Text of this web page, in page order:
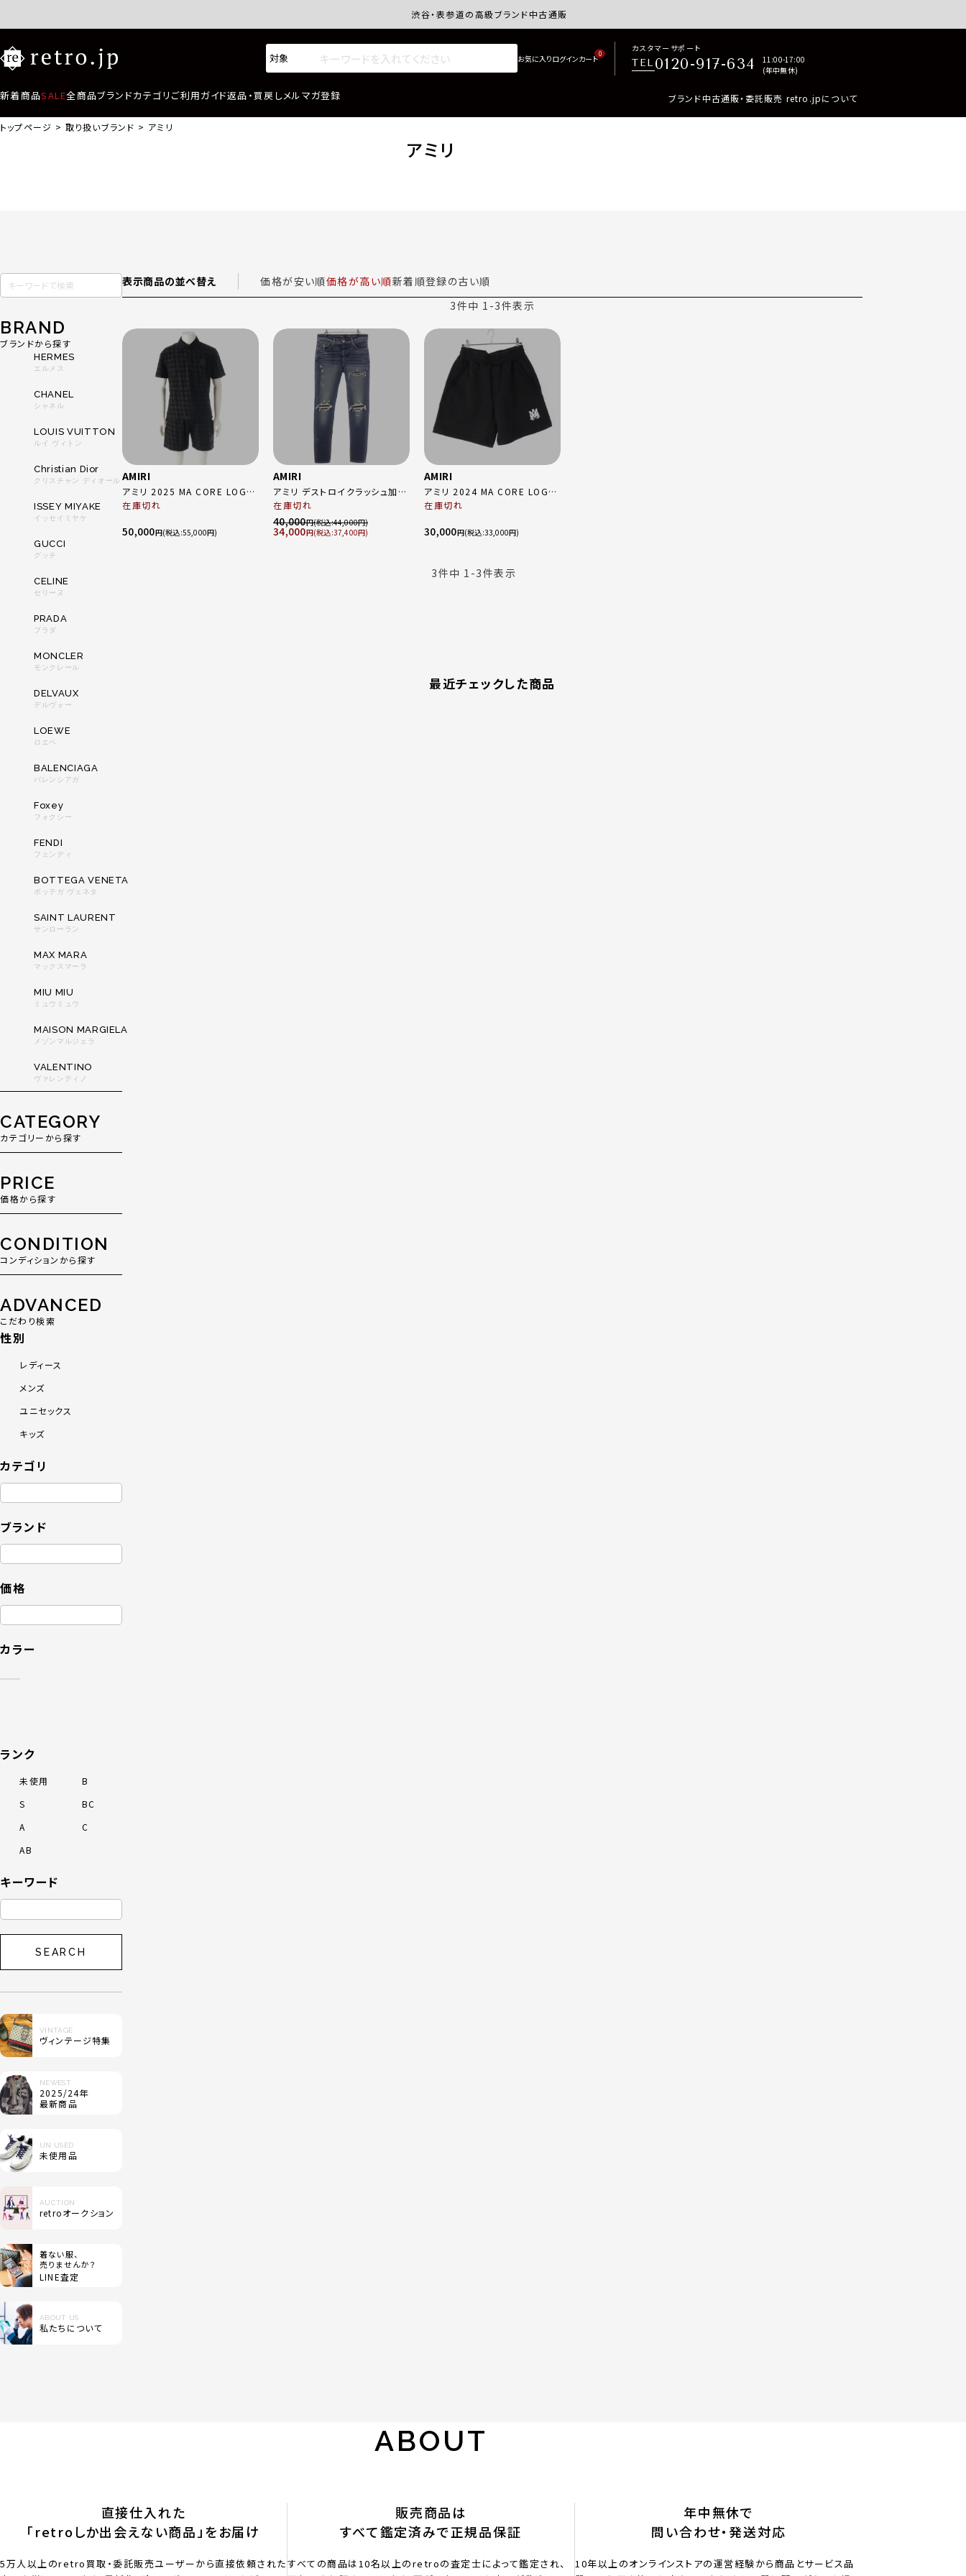
渋谷・表参道の高級ブランド中古通販サイトretro.jp商品はすべて正規品保証・返品可能（返品NG記載品を除く）
0
カスタマーサポート
TEL0120-917-634
11:00-17:00
(年中無休)
新着商品SALE全商品ブランドカテゴリ ご利用ガイド返品・買戻しメルマガ登録 ブランド中古通販・委託販売 retro.jpについて
トップページ 取り扱いブランド アミリ
アミリ
BRAND
ブランドから探す
HERMES
エルメス
CHANEL
シャネル
LOUIS VUITTON
ルイ ヴィトン
Christian Dior
クリスチャン ディオール
ISSEY MIYAKE
イッセイミヤケ
GUCCI
グッチ
CELINE
セリーヌ
PRADA
プラダ
MONCLER
モンクレール
DELVAUX
デルヴォー
LOEWE
ロエベ
BALENCIAGA
バレンシアガ
Foxey
フォクシー
FENDI
フェンディ
BOTTEGA VENETA
ボッテガ ヴェネタ
SAINT LAURENT
サンローラン
MAX MARA
マックスマーラ
MIU MIU
ミュウミュウ
MAISON MARGIELA
メゾンマルジェラ
VALENTINO
ヴァレンティノ
CATEGORY
カテゴリーから探す
PRICE
価格から探す
CONDITION
コンディションから探す
ADVANCED
こだわり検索
性別
レディース
メンズ
ユニセックス
キッズ
カテゴリ
ブランド
価格
カラー
ランク
未使用
B
S
BC
A
C
AB
キーワード
SEARCH
VINTAGE
ヴィンテージ特集
NEWEST
2025/24年
最新商品
UN USED
未使用品
AUCTION
retroオークション
着ない服、
売りませんか？
LINE査定
ABOUT US
私たちについて
表示商品の並べ替え 価格が安い順価格が高い順新着順登録の古い順
3件中 1 -3件表示
AMIRI
アミリ 2025 MA CORE LOGO
コットン ポロシャツ＆ショートパ
36
在庫切れ
50,000円 55,000
AMIRI
アミリ デストロイクラッシュ加工
デニムパンツ ジーンズ ボトムス
ブルー 33
在庫切れ
40,000円 44,000
34,000円 37,400
AMIRI
アミリ 2024 MA CORE LOGO
ショー パンツ ボトムス ブラック
在庫切れ
30,000円 33,000
3件中 1 -3件表示
最近チェックした商品
ABOUT
直接仕入れた
「retroしか出会えない商品」をお届け
5万人以上のretro買取・委託販売ユーザーから直接依頼された
販売商品は
すべて鑑定済みで正規品保証
すべての商品は10名以上のretroの査定士によって鑑定され、
年中無休で
問い合わせ・発送対応
10年以上のオンラインストアの運営経験から商品とサービス品